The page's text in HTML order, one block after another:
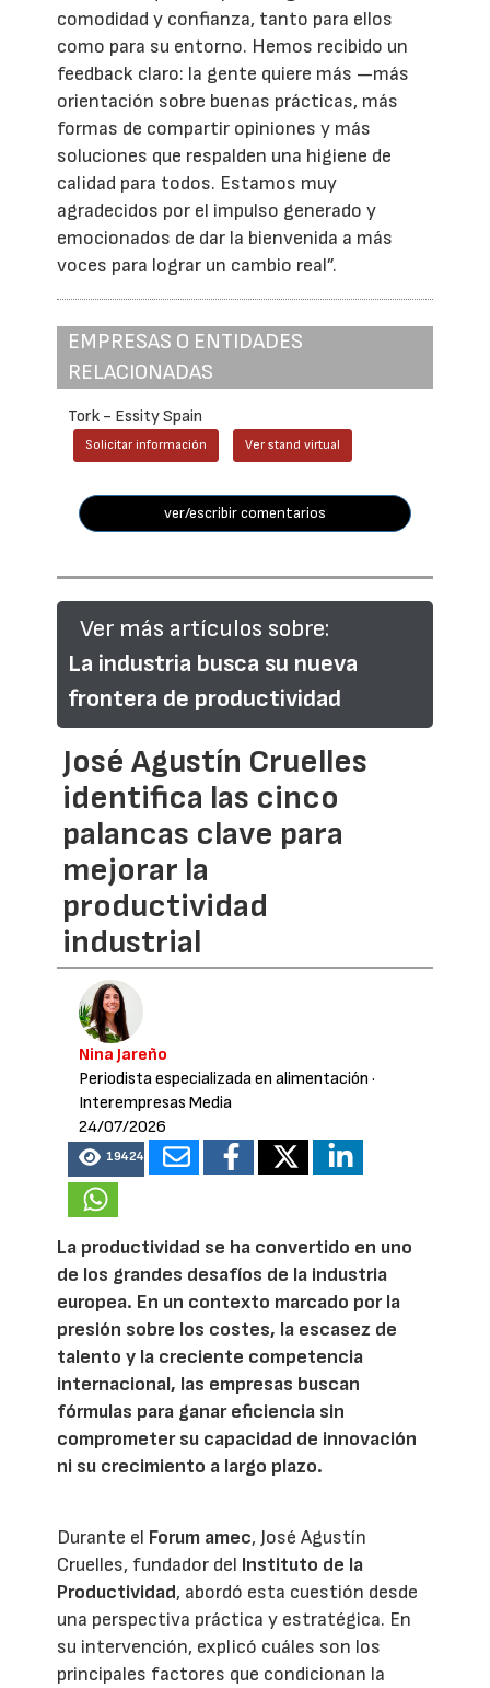
comodidad y confianza, tanto para ellos
como para su entorno. Hemos recibido un
feedback claro: la gente quiere más —más
orientación sobre buenas prácticas, más
formas de compartir opiniones y más
soluciones que respalden una higiene de
calidad para todos. Estamos muy
agradecidos por el impulso generado y
emocionados de dar la bienvenida a más
voces para lograr un cambio real”.
EMPRESAS O ENTIDADES
RELACIONADAS
Tork - Essity Spain
Solicitar información Ver stand virtual
ver/escribir comentarios
Ver más artículos sobre:
La industria busca su nueva
frontera de productividad
José Agustín Cruelles
identifica las cinco
palancas clave para
mejorar la
productividad
industrial
Nina Jareño
Periodista especializada en alimentación ·
Interempresas Media
24/07/2026
19424
La productividad se ha convertido en uno
de los grandes desafíos de la industria
europea. En un contexto marcado por la
presión sobre los costes, la escasez de
talento y la creciente competencia
internacional, las empresas buscan
fórmulas para ganar eficiencia sin
comprometer su capacidad de innovación
ni su crecimiento a largo plazo.
Durante el Forum amec, José Agustín
Cruelles, fundador del Instituto de la
Productividad, abordó esta cuestión desde
una perspectiva práctica y estratégica. En
su intervención, explicó cuáles son los
principales factores que condicionan la